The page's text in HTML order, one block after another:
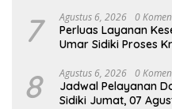
7 Agustus 6, 2026 0
Perluas Layanan
Umar Sidiki Proses
8 Agustus 6, 2026 0
Jadwal Pelayanan
Sidiki Jumat, 07